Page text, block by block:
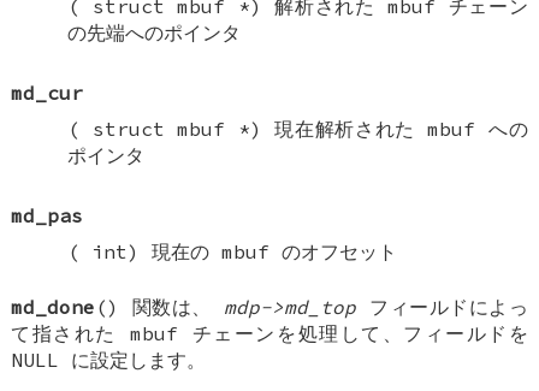
( struct mbuf *) 解析された mbuf チェーン
の先端へのポインタ
md_cur
( struct mbuf *) 現在解析された mbuf への
ポインタ
md_pas
(
int ) 現在の mbuf のオフセット
md_done () 関数は、 mdp->md_top フィールドによっ
て指された mbuf チェーンを処理して、フィールドを
NULL
に設定します。